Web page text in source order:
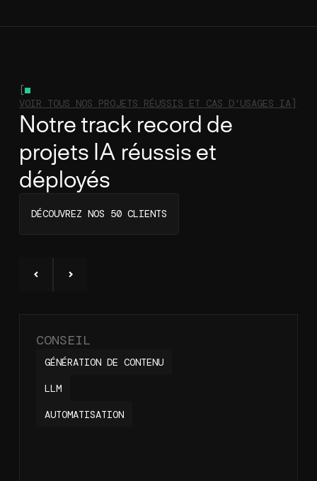
[
VOIR TOUS NOS PROJETS RÉUSSIS ET CAS D'USAGES IA]
Notre track record de
projets IA réussis et
déployés
DÉCOUVREZ NOS 50 CLIENTS
CONSEIL
GÉNÉRATION DE CONTENU
LLM
AUTOMATISATION